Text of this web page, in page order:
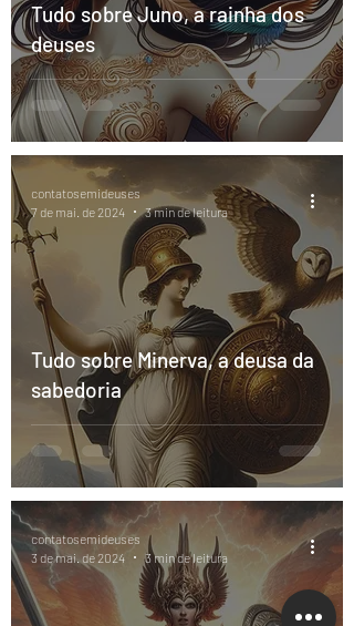
Tudo sobre Juno, a rainha dos
deuses
Tudo sobre Minerva, a deusa da
sabedoria
contatosemideuses
7 de mai. de 2024
3 min de leitura
contatosemideuses
3 de mai. de 2024
3 min de leitura